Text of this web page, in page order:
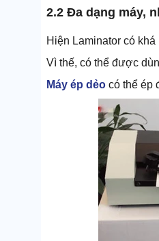
2.2 Đa dạng máy,
Hiện Laminator có
Vì thế, có thể được
Máy ép dẻo có thể ép